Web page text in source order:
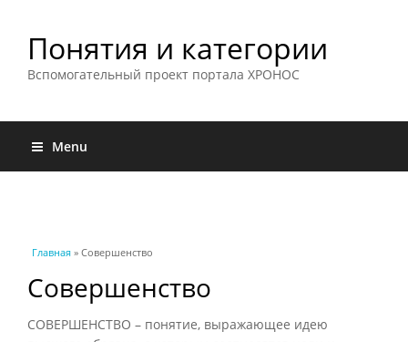
Понятия и категории
Вспомогательный проект портала ХРОНОС
Menu
Вы здесь
Главная » Совершенство
Совершенство
СОВЕРШЕНСТВО – понятие, выражающее идею